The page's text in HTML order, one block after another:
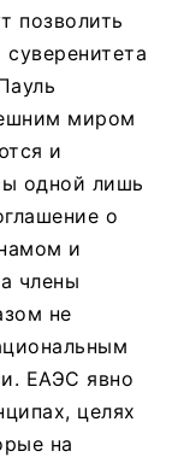
позволить
суверенитета
миром
и
одной лишь
о
и
члены
не
ЕАЭС явно
целях
на